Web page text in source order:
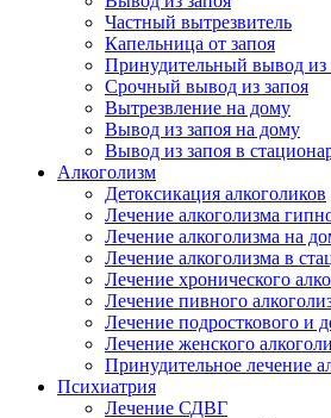
Частный вытрезвитель
Капельница от запоя
Принудительный вывод из
Срочный вывод из запоя
Вытрезвление на дому
Вывод из запоя на дому
Вывод из запоя в
Алкоголизм
Детоксикация алкоголиков
Лечение алкоголизма
Лечение алкоголизма на
Лечение алкоголизма в
Лечение хронического
Лечение пивного
Лечение подросткового и
Лечение женского
Принудительное лечение
Психиатрия
Лечение СДВГ